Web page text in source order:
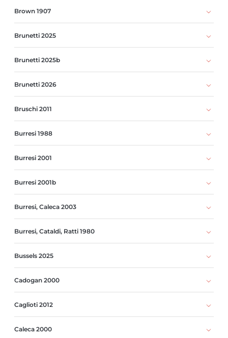
Brown 1907
Brunetti 2025
Brunetti 2025b
Brunetti 2026
Bruschi 2011
Burresi 1988
Burresi 2001
Burresi 2001b
Burresi, Caleca 2003
Burresi, Cataldi, Ratti 1980
Bussels 2025
Cadogan 2000
Caglioti 2012
Caleca 2000